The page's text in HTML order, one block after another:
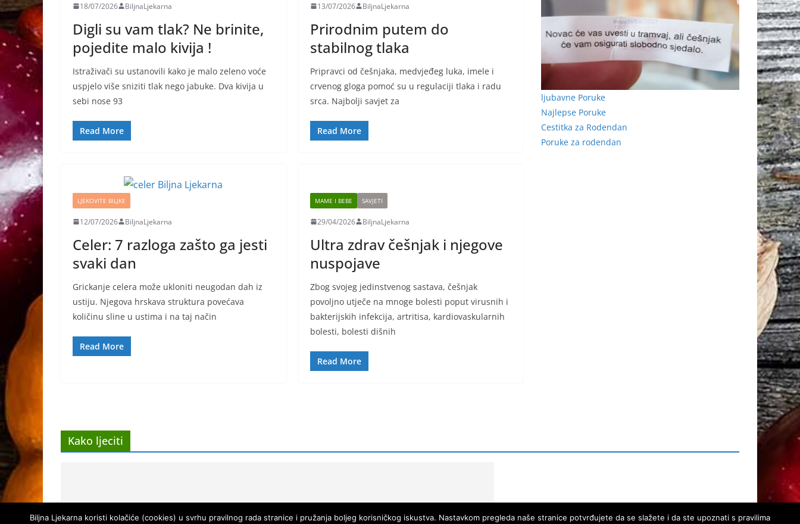
18/07/2026 BiljnaLjekarna
Digli su vam tlak? Ne brinite,
pojedite malo kivija !
Istraživači su ustanovili kako je malo zeleno voće
uspjelo više sniziti tlak nego jabuke. Dva kivija u
sebi nose 93
Read More
13/07/2026 BiljnaLjekarna
Prirodnim putem do
stabilnog tlaka
Pripravci od češnjaka, medvjeđeg luka, imele i
crvenog gloga pomoć su u regulaciji tlaka i radu
srca. Najbolji savjet za
Read More
LJEKOVITE BILJKE
12/07/2026 BiljnaLjekarna
Celer: 7 razloga zašto ga jesti
svaki dan
Grickanje celera može ukloniti neugodan dah iz
ustiju. Njegova hrskava struktura povećava
količinu sline u ustima i na taj način
Read More
MAME I BEBE SAVJETI
29/04/2026 BiljnaLjekarna
Ultra zdrav češnjak i njegove
nuspojave
Zbog svojeg jedinstvenog sastava, češnjak
povoljno utječe na mnoge bolesti poput virusnih i
bakterijskih infekcija, artritisa, kardiovaskularnih
bolesti, bolesti dišnih
Read More
ljubavne Poruke
Najlepse Poruke
Cestitka za Rodendan
Poruke za rodendan
Kako ljeciti
Biljna Ljekarna koristi kolačiće (cookies) u svrhu pravilnog rada stranice i pružanja boljeg korisničkog iskustva. Nastavkom pregleda naše stranice potvrđujete da se slažete i da ste upoznati s pravilima